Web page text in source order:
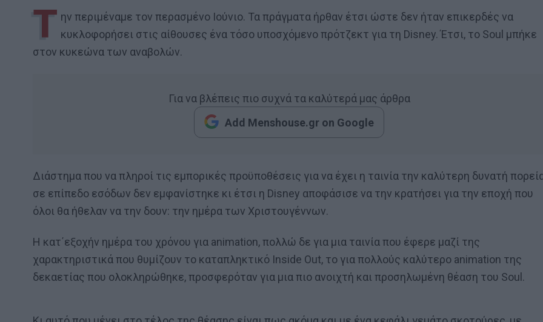
Τ ην περιμέναμε τον περασμένο Ιούνιο. Τα πράγματα ήρθαν έτσι ώστε δεν ήταν επικερδές να
κυκλοφορήσει στις αίθουσες ένα τόσο υποσχόμενο πρότζεκτ για τη Disney. Έτσι, το Soul μπήκε
στον κυκεώνα των αναβολών.
Για να βλέπεις πιο συχνά τα καλύτερά μας άρθρα
Add Menshouse.gr on Google
Διάστημα που να πληροί τις εμπορικές προϋποθέσεις για να έχει η ταινία την καλύτερη δυνατή
σε επίπεδο εσόδων δεν εμφανίστηκε κι έτσι η Disney αποφάσισε να την κρατήσει για την εποχή που
όλοι θα ήθελαν να την δουν: την ημέρα των Χριστουγέννων.
Η κατ΄εξοχήν ημέρα του χρόνου για animation, πολλώ δε για μια ταινία που έφερε μαζί της
χαρακτηριστικά που θυμίζουν το καταπληκτικό Inside Out, το για πολλούς καλύτερο animation της
δεκαετίας που ολοκληρώθηκε, προσφερόταν για μια πιο ανοιχτή και προσηλωμένη θέαση του Soul.